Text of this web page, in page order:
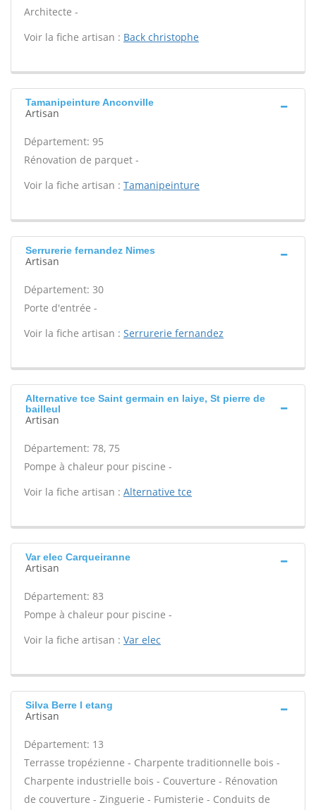
Architecte -
Voir la fiche artisan : Back christophe
Tamanipeinture Anconville
Artisan
Département: 95
Rénovation de parquet -
Voir la fiche artisan : Tamanipeinture
Serrurerie fernandez Nimes
Artisan
Département: 30
Porte d'entrée -
Voir la fiche artisan : Serrurerie fernandez
Alternative tce Saint germain en laiye, St pierre de
bailleul
Artisan
Département: 78, 75
Pompe à chaleur pour piscine -
Voir la fiche artisan : Alternative tce
Var elec Carqueiranne
Artisan
Département: 83
Pompe à chaleur pour piscine -
Voir la fiche artisan : Var elec
Silva Berre l etang
Artisan
Département: 13
Terrasse tropézienne - Charpente traditionnelle bois -
Charpente industrielle bois - Couverture - Rénovation
de couverture - Zinguerie - Fumisterie - Conduits de